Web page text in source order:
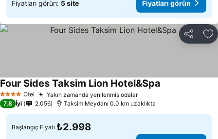
Fiyatları görün: 5 site Fiyatları görün
Paylaş
4 Yıldız Otel Yakın zamanda yenilenmiş odalar
Four Sides Taksim Lion Hotel&Spa
7,8 İyi 2.056 Taksim Meydanı 0.0 km uzaklıkta
Başlangıç Fiyatı ₺2.998